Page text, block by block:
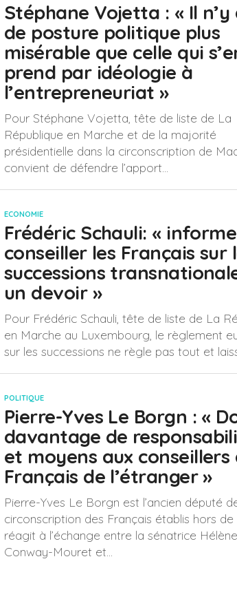
Stéphane Vojetta : « Il n’y
de posture politique plus
misérable que celle qui
prend par idéologie à
l’entrepreneuriat »
Pour Stéphane Vojetta, tête de liste de La
République en Marche et de la majorité
présidentielle dans la circonscription de
convient de défendre l’apport...
ECONOMIE
Frédéric Schauli: «
conseiller les Français sur
successions
un devoir »
Pour Frédéric Schauli, tête de liste de La
en Marche au Luxembourg, le règlement
sur les successions ne règle pas tout et
POLITIQUE
Pierre-Yves Le Borgn : «
davantage de
et moyens aux conseillers
Français de l’étranger »
Pierre-Yves Le Borgn est l’ancien député
circonscription des Français établis hors de
réagit à l’échange entre la sénatrice Hélène
Conway-Mouret et...